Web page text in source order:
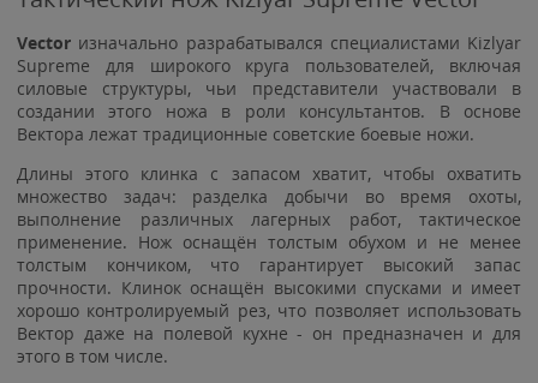
Vector изначально разрабатывался специалистами Kizlyar
Supreme для широкого круга пользователей, включая
силовые структуры, чьи представители участвовали в
создании этого ножа в роли консультантов. В основе
Вектора лежат традиционные советские боевые ножи.
Длины этого клинка с запасом хватит, чтобы охватить
множество задач: разделка добычи во время охоты,
выполнение различных лагерных работ, тактическое
применение. Нож оснащён толстым обухом и не менее
толстым кончиком, что гарантирует высокий запас
прочности. Клинок оснащён высокими спусками и имеет
хорошо контролируемый рез, что позволяет использовать
Вектор даже на полевой кухне - он предназначен и для
этого в том числе.